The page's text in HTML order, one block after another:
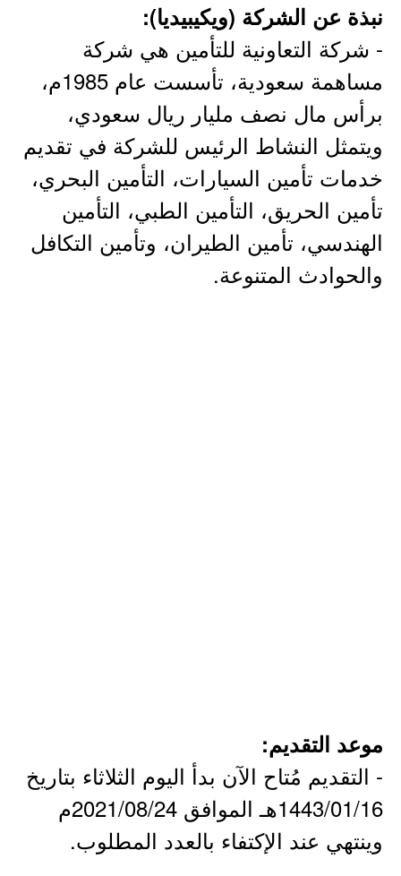
نبذة عن الشركة (ويكيبيديا):
- شركة التعاونية للتأمين هي شركة
مساهمة سعودية، تأسست عام 1985م،
برأس مال نصف مليار ريال سعودي،
ويتمثل النشاط الرئيس للشركة في تقديم
خدمات تأمين السيارات، التأمين البحري،
تأمين الحريق، التأمين الطبي، التأمين
الهندسي، تأمين الطيران، وتأمين التكافل
والحوادث المتنوعة.
موعد التقديم:
- التقديم مُتاح الآن بدأ اليوم الثلاثاء بتاريخ
1443/01/16هـ الموافق 2021/08/24م
وينتهي عند الإكتفاء بالعدد المطلوب.